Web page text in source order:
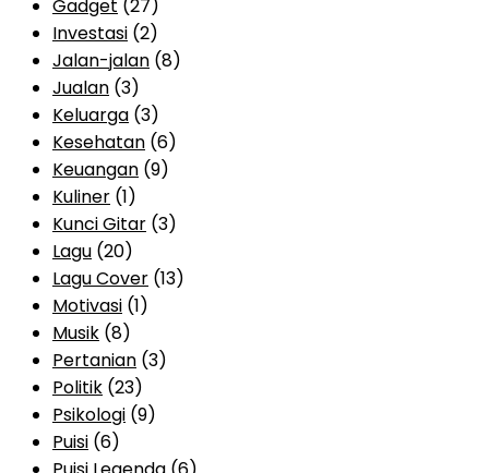
Gadget (27)
Investasi (2)
Jalan-jalan (8)
Jualan (3)
Keluarga (3)
Kesehatan (6)
Keuangan (9)
Kuliner (1)
Kunci Gitar (3)
Lagu (20)
Lagu Cover (13)
Motivasi (1)
Musik (8)
Pertanian (3)
Politik (23)
Psikologi (9)
Puisi (6)